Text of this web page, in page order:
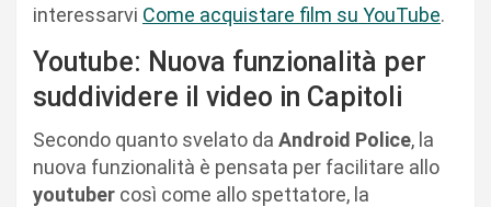
interessarvi Come acquistare film su YouTube.
Youtube: Nuova funzionalità per
suddividere il video in Capitoli
Secondo quanto svelato da Android Police, la
nuova funzionalità è pensata per facilitare allo
youtuber così come allo spettatore, la